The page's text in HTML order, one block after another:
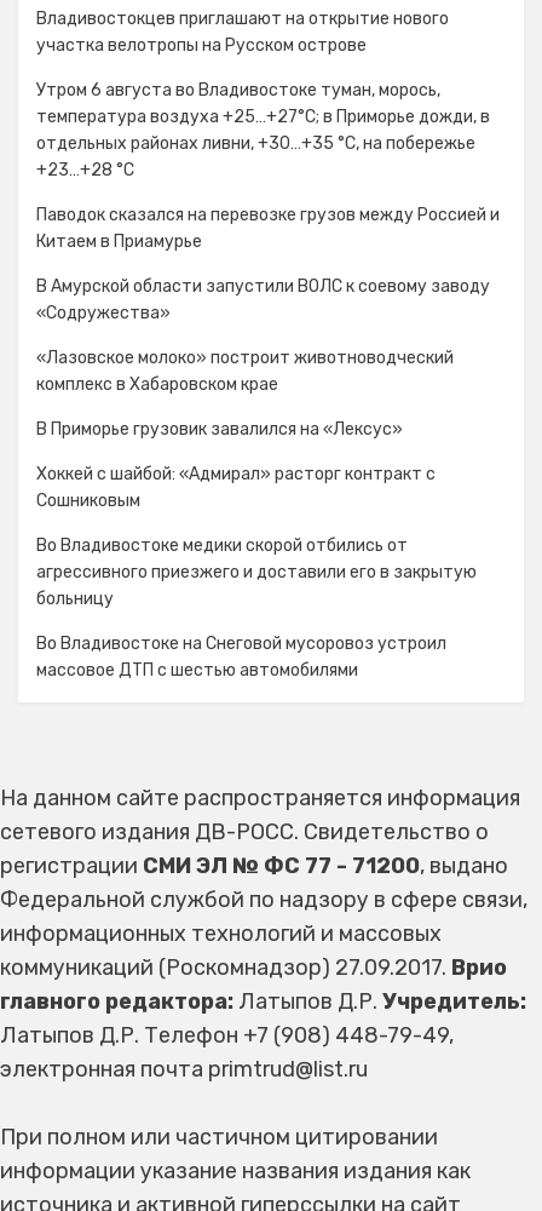
Владивостокцев приглашают на открытие нового
участка велотропы на Русском острове
Утром 6 августа во Владивостоке туман, морось,
температура воздуха +25…+27°С; в Приморье дожди, в
отдельных районах ливни, +30…+35 °C, на побережье
+23…+28 °C
Паводок сказался на перевозке грузов между Россией и
Китаем в Приамурье
В Амурской области запустили ВОЛС к соевому заводу
«Содружества»
«Лазовское молоко» построит животноводческий
комплекс в Хабаровском крае
В Приморье грузовик завалился на «Лексус»
Хоккей с шайбой: «Адмирал» расторг контракт с
Сошниковым
Во Владивостоке медики скорой отбились от
агрессивного приезжего и доставили его в закрытую
больницу
Во Владивостоке на Снеговой мусоровоз устроил
массовое ДТП с шестью автомобилями
На данном сайте распространяется информация
сетевого издания ДВ-РОСС. Свидетельство о
регистрации СМИ ЭЛ № ФС 77 - 71200, выдано
Федеральной службой по надзору в сфере связи,
информационных технологий и массовых
коммуникаций (Роскомнадзор) 27.09.2017. Врио
главного редактора: Латыпов Д.Р. Учредитель:
Латыпов Д.Р. Телефон +7 (908) 448-79-49,
электронная почта primtrud@list.ru
При полном или частичном цитировании
информации указание названия издания как
источника и активной гиперссылки на сайт